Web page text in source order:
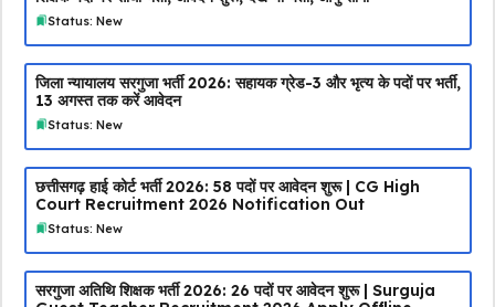
Status: New
जिला न्यायालय सरगुजा भर्ती 2026: सहायक ग्रेड-3 और भृत्य के पदों पर भर्ती,
13 अगस्त तक करें आवेदन
Status: New
छत्तीसगढ़ हाई कोर्ट भर्ती 2026: 58 पदों पर आवेदन शुरू | CG High
Court Recruitment 2026 Notification Out
Status: New
सरगुजा अतिथि शिक्षक भर्ती 2026: 26 पदों पर आवेदन शुरू | Surguja